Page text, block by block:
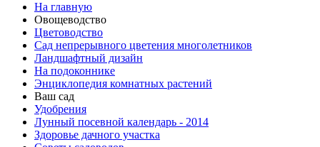
На главную
Овощеводство
Цветоводство
Сад непрерывного цветения многолетников
Ландшафтный дизайн
На подоконнике
Энциклопедия комнатных растений
Ваш сад
Удобрения
Лунный посевной календарь - 2014
Здоровье дачного участка